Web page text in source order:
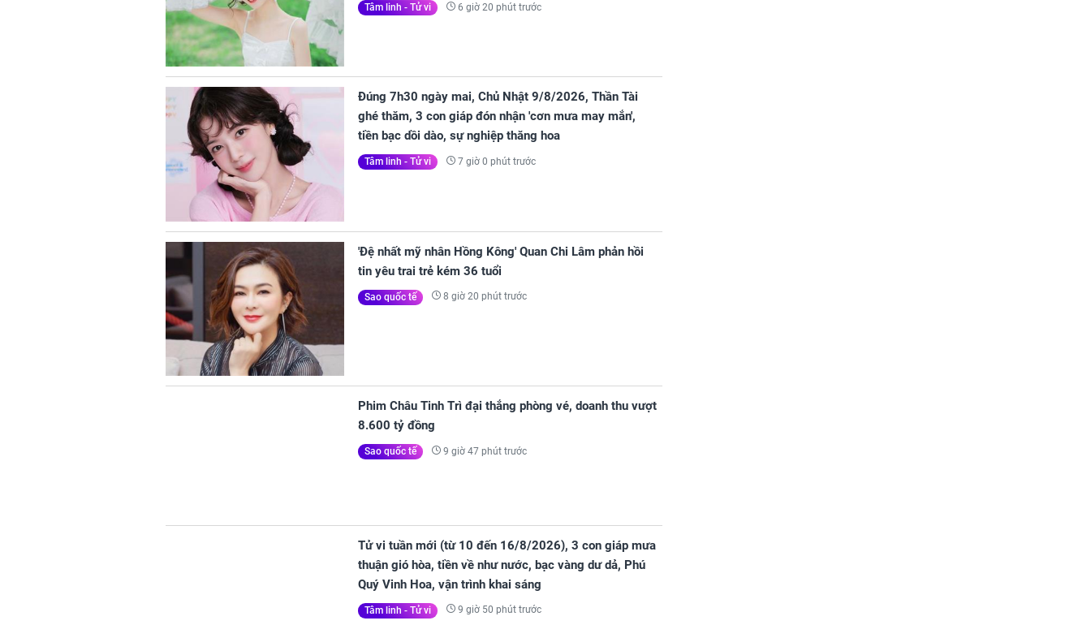
Tâm linh - Tử vi 6 giờ 20 phút trước
Đúng 7h30 ngày mai, Chủ Nhật 9/8/2026, Thần Tài
ghé thăm, 3 con giáp đón nhận 'cơn mưa may mắn',
tiền bạc dồi dào, sự nghiệp thăng hoa
Tâm linh - Tử vi 7 giờ 0 phút trước
'Đệ nhất mỹ nhân Hồng Kông' Quan Chi Lâm phản hồi
tin yêu trai trẻ kém 36 tuổi
Sao quốc tế 8 giờ 20 phút trước
Phim Châu Tinh Trì đại thắng phòng vé, doanh thu vượt
8.600 tỷ đồng
Sao quốc tế 9 giờ 47 phút trước
Tử vi tuần mới (từ 10 đến 16/8/2026), 3 con giáp mưa
thuận gió hòa, tiền về như nước, bạc vàng dư dả, Phú